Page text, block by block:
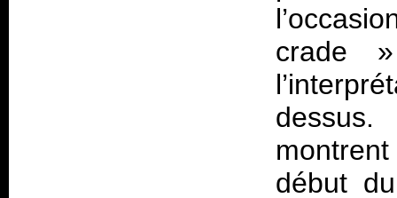
crade
dessus.
début